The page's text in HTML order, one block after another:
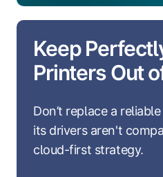
Keep
Printers Out
Don’t replace a
its drivers aren't
cloud-first strategy.